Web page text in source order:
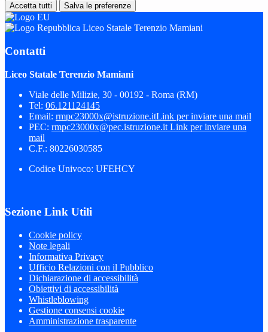
Accetta tutti Salva le preferenze
Liceo Statale Terenzio Mamiani
Contatti
Liceo Statale Terenzio Mamiani
Viale delle Milizie, 30 - 00192 - Roma (RM)
Tel: 06.121124145
Email: rmpc23000x@istruzione.itLink per inviare una mail
PEC: rmpc23000x@pec.istruzione.it Link per inviare una
mail
C.F.: 80226030585
Codice Univoco: UFEHCY
Sezione Link Utili
Cookie policy
Note legali
Informativa Privacy
Ufficio Relazioni con il Pubblico
Dichiarazione di accessibilità
Obiettivi di accessibilità
Whistleblowing
Gestione consensi cookie
Amministrazione trasparente